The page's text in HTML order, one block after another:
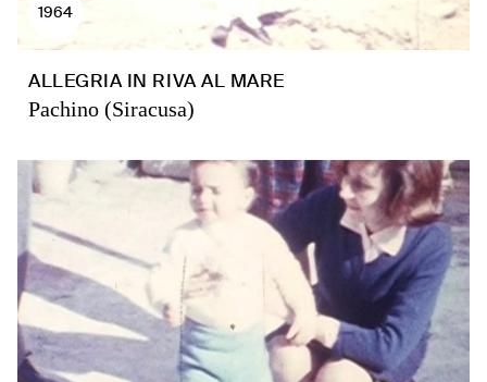
1964
ALLEGRIA IN RIVA AL MARE
Pachino (Siracusa)